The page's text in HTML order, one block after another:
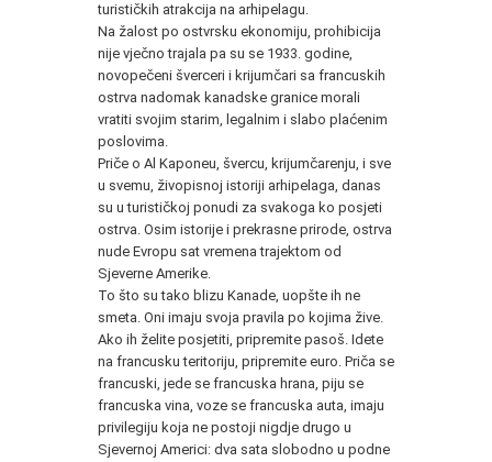
turističkih atrakcija na arhipelagu.
Na žalost po ostvrsku ekonomiju, prohibicija
nije vječno trajala pa su se 1933. godine,
novopečeni šverceri i krijumčari sa francuskih
ostrva nadomak kanadske granice morali
vratiti svojim starim, legalnim i slabo plaćenim
poslovima.
Priče o Al Kaponeu, švercu, krijumčarenju, i sve
u svemu, živopisnoj istoriji arhipelaga, danas
su u turističkoj ponudi za svakoga ko posjeti
ostrva. Osim istorije i prekrasne prirode, ostrva
nude Evropu sat vremena trajektom od
Sjeverne Amerike.
To što su tako blizu Kanade, uopšte ih ne
smeta. Oni imaju svoja pravila po kojima žive.
Ako ih želite posjetiti, pripremite pasoš. Idete
na francusku teritoriju, pripremite euro. Priča se
francuski, jede se francuska hrana, piju se
francuska vina, voze se francuska auta, imaju
privilegiju koja ne postoji nigdje drugo u
Sjevernoj Americi: dva sata slobodno u podne